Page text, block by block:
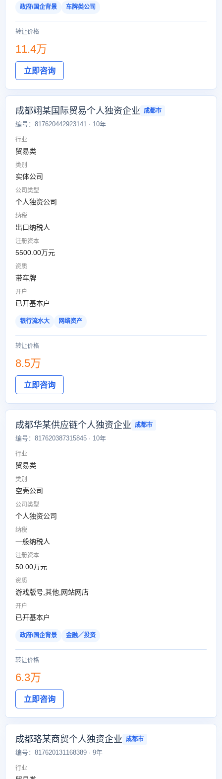
政府/国企背景 车牌类公司
转让价格
11.4万
立即咨询
成都翊某国际贸易个人独资企业 成都市
编号：817620442923141 · 10年
行业
贸易类
类别
实体公司
公司类型
个人独资公司
纳税
出口纳税人
注册资本
5500.00万元
资质
带车牌
开户
已开基本户
银行流水大 网络资产
转让价格
8.5万
立即咨询
成都华某供应链个人独资企业 成都市
编号：817620387315845 · 10年
行业
贸易类
类别
空壳公司
公司类型
个人独资公司
纳税
一般纳税人
注册资本
50.00万元
资质
游戏版号,其他,网站网店
开户
已开基本户
政府/国企背景 金融／投资
转让价格
6.3万
立即咨询
成都珞某商贸个人独资企业 成都市
编号：817620131168389 · 9年
行业